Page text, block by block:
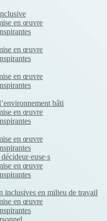
en œuvre
en œuvre
en œuvre
bâti
en œuvre
en œuvre
en œuvre
inclusives en milieu de travail
en œuvre